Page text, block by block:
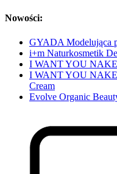
Nowości:
GYADA Modelująca
i+m Naturkosmetik
I WANT YOU
I WANT YOU
Cream
Evolve Organic